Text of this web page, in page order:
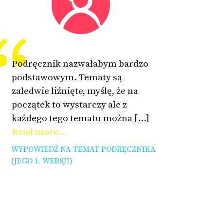
Podręcznik nazwałabym bardzo
podstawowym. Tematy są
zaledwie liźnięte, myślę, że na
początek to wystarczy ale z
każdego tego tematu można […]
Read more...
WYPOWIEDŹ NA TEMAT PODRĘCZNIKA
(JEGO 1. WERSJI)